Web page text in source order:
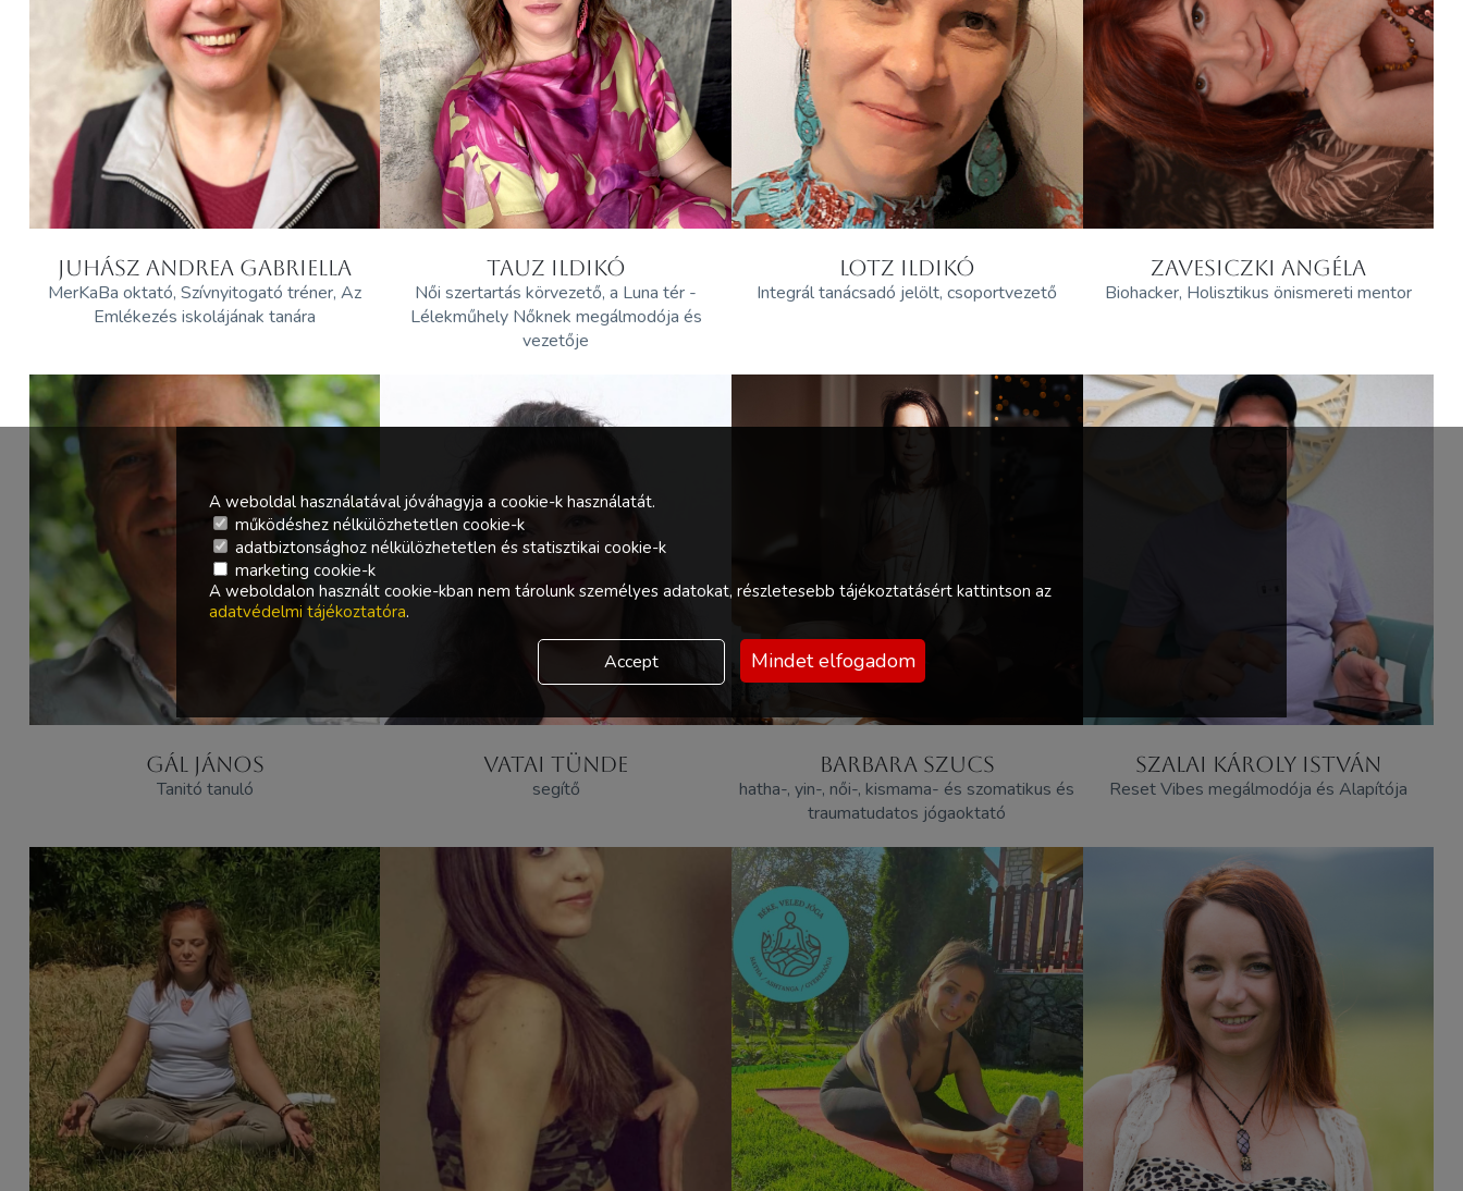
JUHÁSZ ANDREA GABRIELLA
MerKaBa oktató, Szívnyitogató tréner, Az
Emlékezés iskolájának tanára
TAUZ ILDIKÓ
Női szertartás körvezető, a Luna tér -
Lélekműhely Nőknek megálmodója és
vezetője
LOTZ ILDIKÓ
Integrál tanácsadó jelölt, csoportvezető
ZAVESICZKI ANGÉLA
Biohacker, Holisztikus önismereti mentor
GÁL JÁNOS
Tanitó tanuló
VATAI TÜNDE
segítő
BARBARA SZUCS
hatha-, yin-, női-, kismama- és szomatikus és
traumatudatos jógaoktató
SZALAI KÁROLY ISTVÁN
Reset Vibes megálmodója és Alapítója
A weboldal használatával jóváhagyja a cookie-k használatát.
működéshez nélkülözhetetlen cookie-k
adatbiztonsághoz nélkülözhetetlen és statisztikai cookie-k
marketing cookie-k
A weboldalon használt cookie-kban nem tárolunk személyes adatokat, részletesebb tájékoztatásért kattintson az
adatvédelmi tájékoztatóra.
Accept Mindet elfogadom